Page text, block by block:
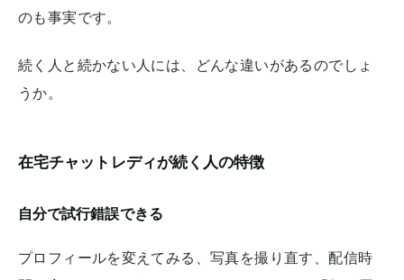
のも事実です。
続く人と続かない人には、どんな違いがあるのでしょ
うか。
在宅チャットレディが続く人の特徴
自分で試行錯誤できる
プロフィールを変えてみる、写真を撮り直す、配信時